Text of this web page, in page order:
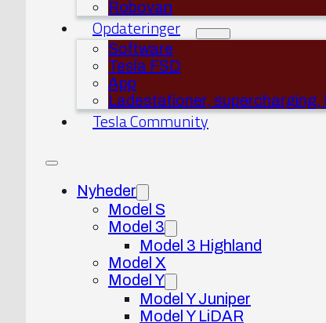
Robovan
Opdateringer
Software
Tesla FSD
App
Ladestationer, supercharging,
Tesla Community
Nyheder
Model S
Model 3
Model 3 Highland
Model X
Model Y
Model Y Juniper
Model Y LiDAR